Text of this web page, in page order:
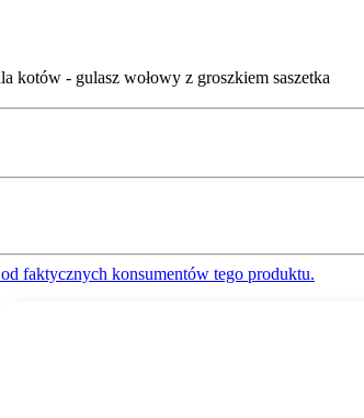
kotów - gulasz wołowy z groszkiem saszetka
faktycznych konsumentów tego produktu.